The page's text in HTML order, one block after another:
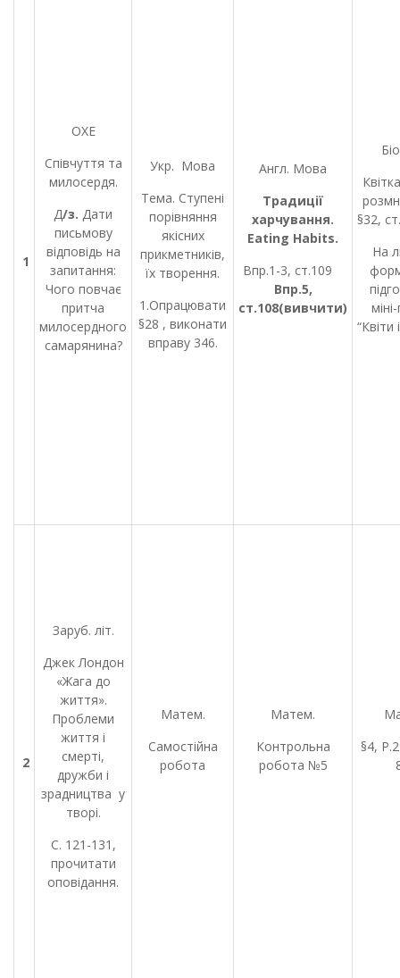
1
ОХЕ
Співчуття та
милосердя.
Д/з. Дати
письмову
відповідь на
запитання:
Чого повчає
притча
милосердного
самарянина?
Укр. Мова
Тема. Ступені
порівняння
якісних
прикметників,
їх творення.
1.Опрацювати
§28 , виконати
вправу 346.
Англ. Мова
Традиції
харчування.
Eating Habits.
Впр.1-3, ст.109
Впр.5,
ст.108(вивчити)
§32,
На
“Квіти
2
Заруб. літ.
Джек Лондон
«Жага до
життя».
Проблеми
життя і
смерті,
дружби і
зрадництва у
творі.
С. 121-131,
прочитати
оповідання.
Матем.
Самостійна
робота
Матем.
Контрольна
робота №5
§4,